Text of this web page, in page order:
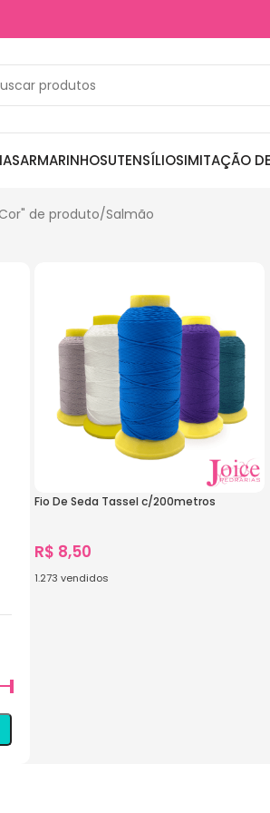
ARMARINHOSUTENSÍLIOSIMITAÇÃO
de produto Salmão
Fio De Seda Tassel c/200metros
R$ 8,50
1.273 vendidos